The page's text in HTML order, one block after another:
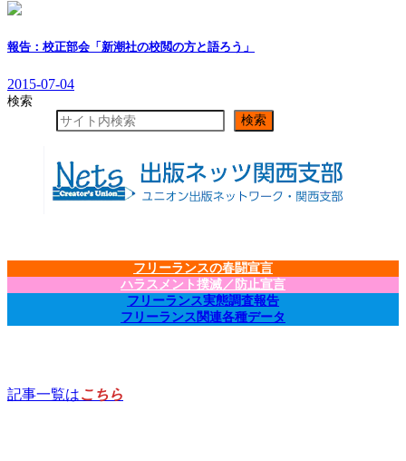
報告：校正部会「新潮社の校閲の方と語ろう」
2015-07-04
検索
検索
フリーランスの春闘宣言
ハラスメント撲滅／防止宣言
フリーランス実態調査報告
フリーランス関連各種データ
記事一覧はこちら